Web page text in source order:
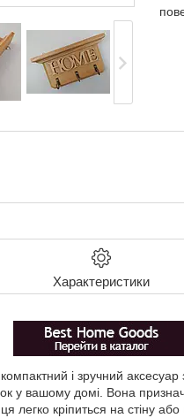
Характеристики
і зручний аксесуар
у вашому домі. Вона
кріпиться на стіну